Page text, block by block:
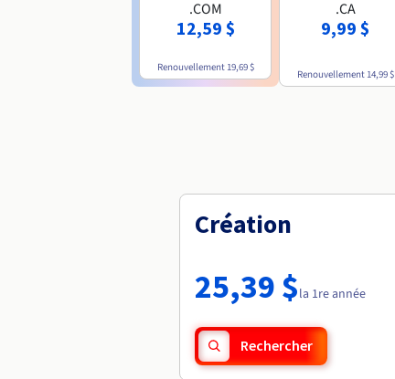
.COM
12,59 $
Renouvellement 19,69 $
.CA
9,99 $
Renouvellement 14,99 $
Création
25,39 $la 1re année
Rechercher